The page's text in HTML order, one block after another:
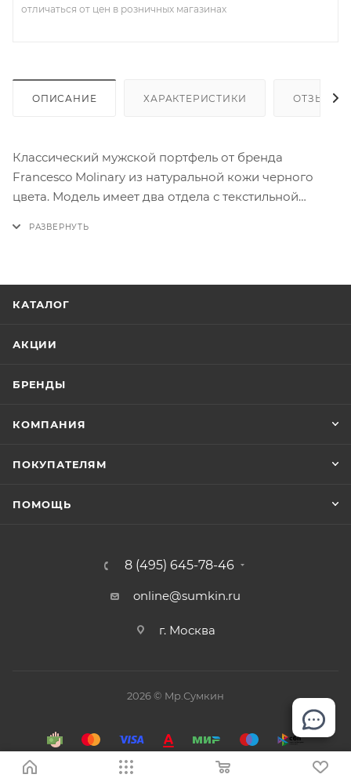
отличаться от цен в розничных магазинах
ОПИСАНИЕ ХАРАКТЕРИСТИКИ ОТЗЫВЫ
Классический мужской портфель от бренда
Francesco Molinary из натуральной кожи черного
цвета. Модель имеет два отдела с текстильной
серебристого цвета. В комплекте съемный
КАТАЛОГ
АКЦИИ
БРЕНДЫ
КОМПАНИЯ
ПОКУПАТЕЛЯМ
ПОМОЩЬ
8 (495) 645-78-46
online@sumkin.ru
г. Москва
2026 © Mр.Сумкин